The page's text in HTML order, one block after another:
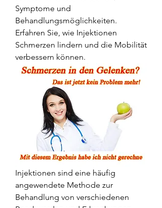
Symptome und
Behandlungsmöglichkeiten.
Erfahren Sie, wie Injektionen
Schmerzen lindern und die Mobilität
verbessern können.
Injektionen sind eine häufig
angewendete Methode zur
Behandlung von verschiedenen